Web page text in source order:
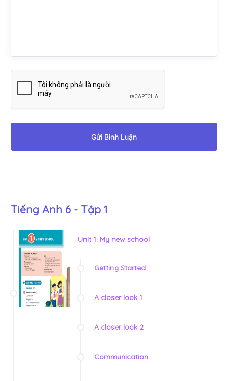
Gửi Bình Luận
Tiếng Anh 6 - Tập 1
Unit 1: My new school
Getting Started
A closer look 1
A closer look 2
Communication